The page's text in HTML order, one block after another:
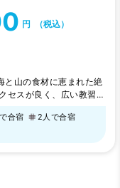
円 （税込）
と山の食材に恵まれた絶
セスが良く、広い教習コ
合宿
2人で合宿